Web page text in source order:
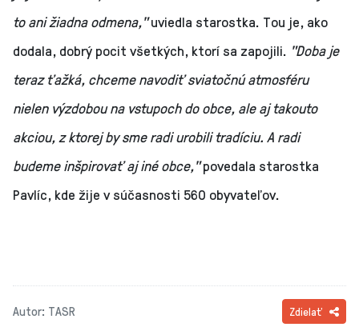
to ani žiadna odmena,"uviedla starostka. Tou je, ako
dodala, dobrý pocit všetkých, ktorí sa zapojili. "Doba je
teraz ťažká, chceme navodiť sviatočnú atmosféru
nielen výzdobou na vstupoch do obce, ale aj takouto
akciou, z ktorej by sme radi urobili tradíciu. A radi
budeme inšpirovať aj iné obce,"povedala starostka
Pavlíc, kde žije v súčasnosti 560 obyvateľov.
Autor: TASR Zdielať